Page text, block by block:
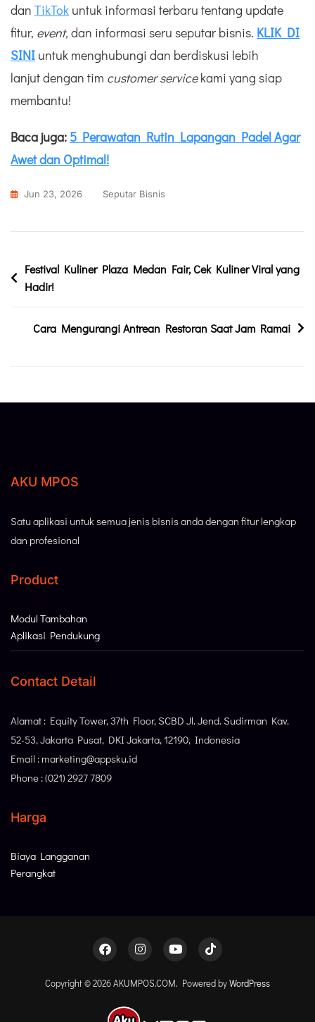
dan TikTok untuk informasi terbaru tentang update
fitur, event, dan informasi seru seputar bisnis. KLIK DI
SINI untuk menghubungi dan berdiskusi lebih
lanjut dengan tim customer servicekami yang siap
membantu!
Baca juga: 5 Perawatan Rutin Lapangan Padel Agar
Awet dan Optimal!
Jun 23, 2026 Seputar Bisnis
Festival Kuliner Plaza Medan Fair, Cek Kuliner Viral yang
Hadir!
Cara Mengurangi Antrean Restoran Saat Jam Ramai
AKU MPOS
Satu aplikasi untuk semua jenis bisnis anda dengan fitur lengkap
dan profesional
Product
Modul Tambahan
Aplikasi Pendukung
Contact Detail
Alamat : Equity Tower, 37th Floor, SCBD Jl. Jend. Sudirman Kav.
52-53, Jakarta Pusat, DKI Jakarta, 12190, Indonesia
Email : marketing@appsku.id
Phone : (021) 2927 7809
Harga
Biaya Langganan
Perangkat
Copyright © 2026 AKUMPOS.COM. Powered byWordPress